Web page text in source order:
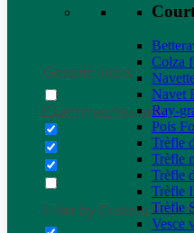
Generic filters
Exact matches only
Filter by Custom Post
Colza
Navet
Ray-
Pois
Trèfle
Trèfle
Trèfle
Trèfle
Trèfle
Vesce